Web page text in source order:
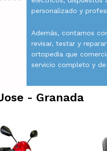
personalizado y
Además, contamos
revisar, testar y
ortopedia que
servicio completo y
- Granada